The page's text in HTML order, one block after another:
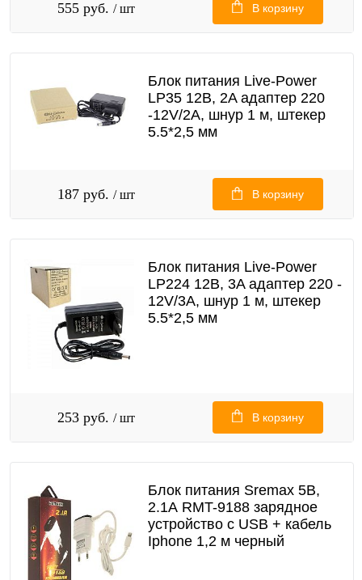
555 руб. / шт В корзину
Блок питания Live-Power
LP35 12В, 2A адаптер 220
-12V/2A, шнур 1 м, штекер
5.5*2,5 мм
187 руб. / шт В корзину
Блок питания Live-Power
LP224 12В, 3A адаптер 220 -
12V/3A, шнур 1 м, штекер
5.5*2,5 мм
253 руб. / шт В корзину
Блок питания Sremax 5В,
2.1А RMT-9188 зарядное
устройство с USB + кабель
Iphone 1,2 м черный